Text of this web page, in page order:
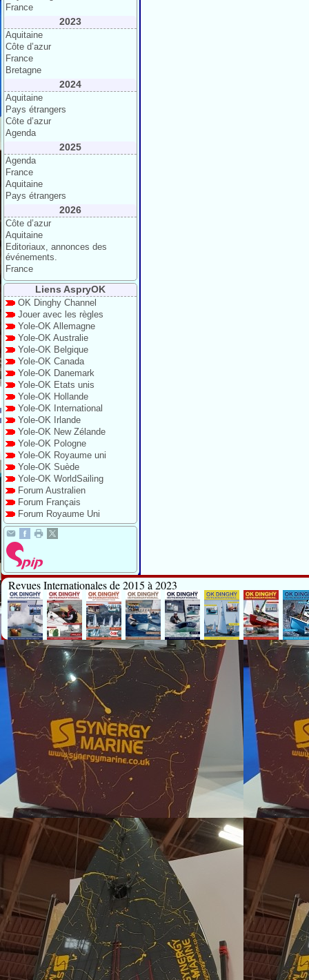
France
2023
Aquitaine
Côte d’azur
France
Bretagne
2024
Aquitaine
Pays étrangers
Côte d’azur
Agenda
2025
Agenda
France
Aquitaine
Pays étrangers
2026
Côte d’azur
Aquitaine
Editoriaux, annonces des
événements.
France
Liens AspryOK
OK Dinghy Channel
Jouer avec les règles
Yole-OK Allemagne
Yole-OK Australie
Yole-OK Belgique
Yole-OK Canada
Yole-OK Danemark
Yole-OK Etats unis
Yole-OK Hollande
Yole-OK International
Yole-OK Irlande
Yole-OK New Zélande
Yole-OK Pologne
Yole-OK Royaume uni
Yole-OK Suède
Yole-OK WorldSailing
Forum Australien
Forum Français
Forum Royaume Uni
Revues Internationales de 2015 à 2023